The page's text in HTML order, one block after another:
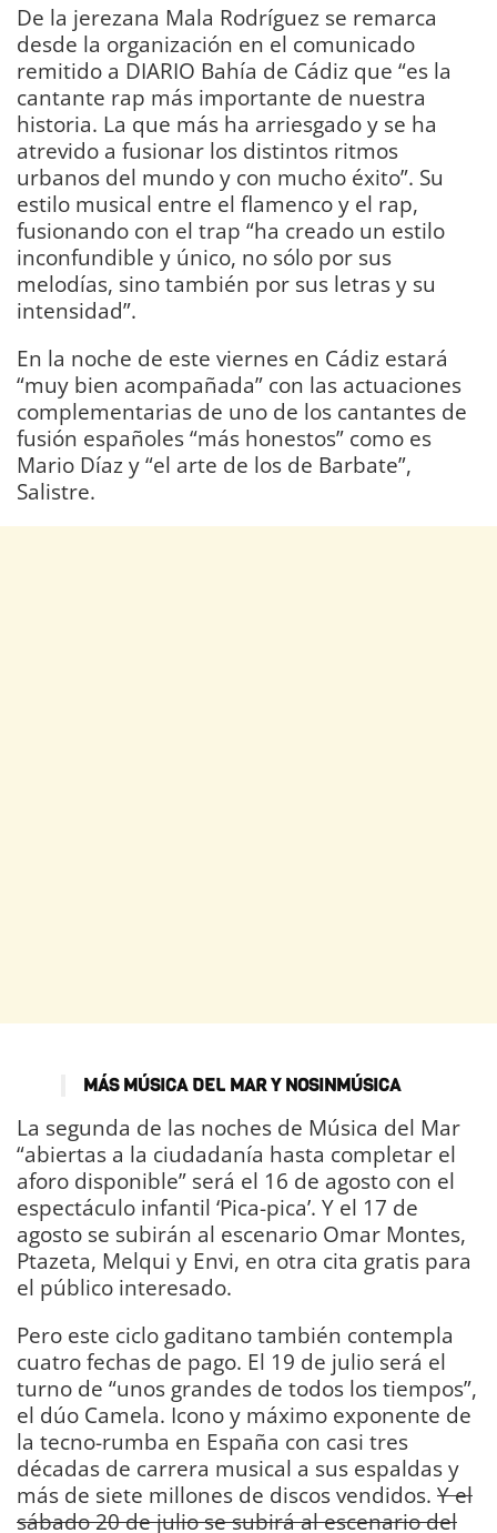
De la jerezana Mala Rodríguez se remarca
desde la organización en el comunicado
remitido a DIARIO Bahía de Cádiz que “es la
cantante rap más importante de nuestra
historia. La que más ha arriesgado y se ha
atrevido a fusionar los distintos ritmos
urbanos del mundo y con mucho éxito”. Su
estilo musical entre el flamenco y el rap,
fusionando con el trap “ha creado un estilo
inconfundible y único, no sólo por sus
melodías, sino también por sus letras y su
intensidad”.
En la noche de este viernes en Cádiz estará
“muy bien acompañada” con las actuaciones
complementarias de uno de los cantantes de
fusión españoles “más honestos” como es
Mario Díaz y “el arte de los de Barbate”,
Salistre.
MÁS MÚSICA DEL MAR Y NOSINMÚSICA
La segunda de las noches de Música del Mar
“abiertas a la ciudadanía hasta completar el
aforo disponible” será el 16 de agosto con el
espectáculo infantil ‘Pica-pica’. Y el 17 de
agosto se subirán al escenario Omar Montes,
Ptazeta, Melqui y Envi, en otra cita gratis para
el público interesado.
Pero este ciclo gaditano también contempla
cuatro fechas de pago. El 19 de julio será el
turno de “unos grandes de todos los tiempos”,
el dúo Camela. Icono y máximo exponente de
la tecno-rumba en España con casi tres
décadas de carrera musical a sus espaldas y
más de siete millones de discos vendidos. Y el
sábado 20 de julio se subirá al escenario del